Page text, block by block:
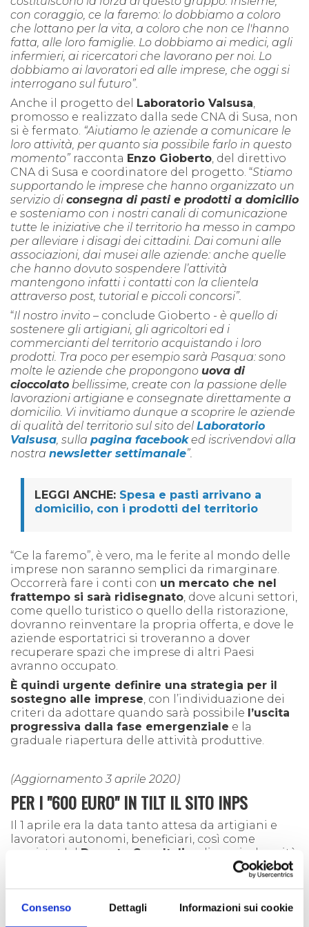
Consenso Dettagli Informazioni sui cookie
con coraggio, ce la faremo: lo dobbiamo a coloro
che lottano per la vita, a coloro che non ce l'hanno
fatta, alle loro famiglie. Lo dobbiamo ai medici, agli
infermieri, ai ricercatori che lavorano per noi. Lo
dobbiamo ai lavoratori ed alle imprese, che oggi si
interrogano sul futuro”.
Anche il progetto del Laboratorio Valsusa
promosso e realizzato dalla sede CNA di Susa, non
si è fermato. “Aiutiamo le aziende a comunicare le
loro attività, per quanto sia possibile farlo in questo
momento” racconta Enzo Gioberto , del direttivo
CNA di Susa e coordinatore del progetto. “Stiamo
supportando le imprese che hanno organizzato un
servizio di consegna di pasti e prodotti a domicilio
e sosteniamo con i nostri canali di comunicazione
tutte le iniziative che il territorio ha messo in campo
per alleviare i disagi dei cittadini. Dai comuni alle
associazioni, dai musei alle aziende: anche quelle
che hanno dovuto sospendere l’attività
mantengono infatti i contatti con la clientela
attraverso post, tutorial e piccoli concorsi”.
“Il nostro invito – conclude Gioberto - è quello di
sostenere gli artigiani, gli agricoltori ed i
commercianti del territorio acquistando i loro
prodotti. Tra poco per esempio sarà Pasqua: sono
molte le aziende che propongono uova di
cioccolato bellissime, create con la passione delle
lavorazioni artigiane e consegnate direttamente a
domicilio. Vi invitiamo dunque a scoprire le aziende
di qualità del territorio sul sito del Laboratorio
Valsusa , sulla pagina facebooked iscrivendovi alla
nostra newsletter settimanale”.
LEGGI ANCHE: Spesa e pasti arrivano a
domicilio, con i prodotti del territorio
“Ce la faremo” , è vero, ma le ferite al mondo delle
imprese non saranno semplici da rimarginare.
Occorrerà fare i conti con un mercato che nel
frattempo si sarà ridisegnato , dove alcuni settori,
come quello turistico o quello della ristorazione,
dovranno reinventare la propria offerta, e dove le
aziende esportatrici si troveranno a dover
recuperare spazi che imprese di altri Paesi
avranno occupato.
È quindi urgente definire una strategia per il
sostegno alle imprese , con l’individuazione dei
criteri da adottare quando sarà possibile l’uscita
progressiva dalla fase emergenziale e la
graduale riapertura delle attività produttive.
(Aggiornamento 3 aprile 2020)
PER I "600 EURO" IN TILT IL SITO INPS
Il 1 aprile era la data tanto attesa da artigiani e
lavoratori autonomi, beneficiari, così come
previsto dal Decreto Cura Italia,
di una indennità
sito dell’INPS. La procedura, già criticata nei
ha funzionato, e il sito, dopo un avvio